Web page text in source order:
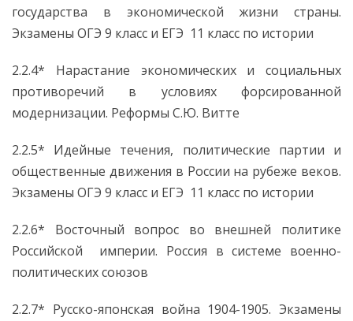
государства в экономической жизни страны.
Экзамены ОГЭ 9 класс и ЕГЭ 11 класс по истории
2.2.4* Нарастание экономических и социальных
противоречий в условиях форсированной
модернизации. Реформы С.Ю. Витте
2.2.5* Идейные течения, политические партии и
общественные движения в России на рубеже веков.
Экзамены ОГЭ 9 класс и ЕГЭ 11 класс по истории
2.2.6* Восточный вопрос во внешней политике
Российской империи. Россия в системе военно-
политических союзов
2.2.7* Русско-японская война 1904-1905. Экзамены